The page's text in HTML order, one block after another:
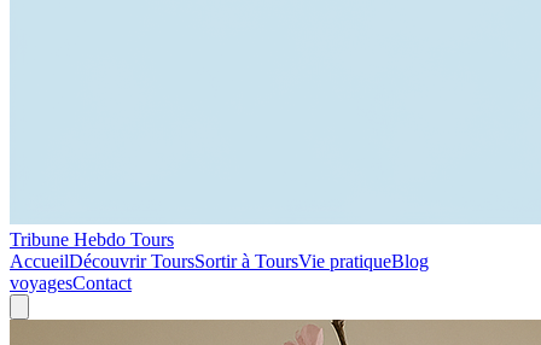
Tribune Hebdo Tours
AccueilDécouvrir ToursSortir à ToursVie pratiqueBlog
voyagesContact